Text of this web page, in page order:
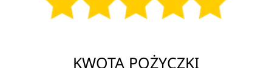
KWOTA POŻYCZKI